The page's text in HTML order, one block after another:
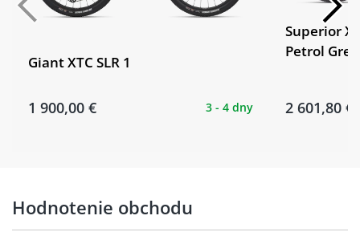
Giant XTC SLR 1
1 900,00 € 3 - 4 dny
Superior
Petrol Grey
2 601,80 €
Hodnotenie obchodu